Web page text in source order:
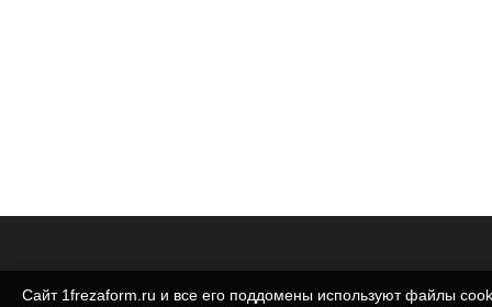
Сайт 1frezaform.ru и все его поддомены используют файлы